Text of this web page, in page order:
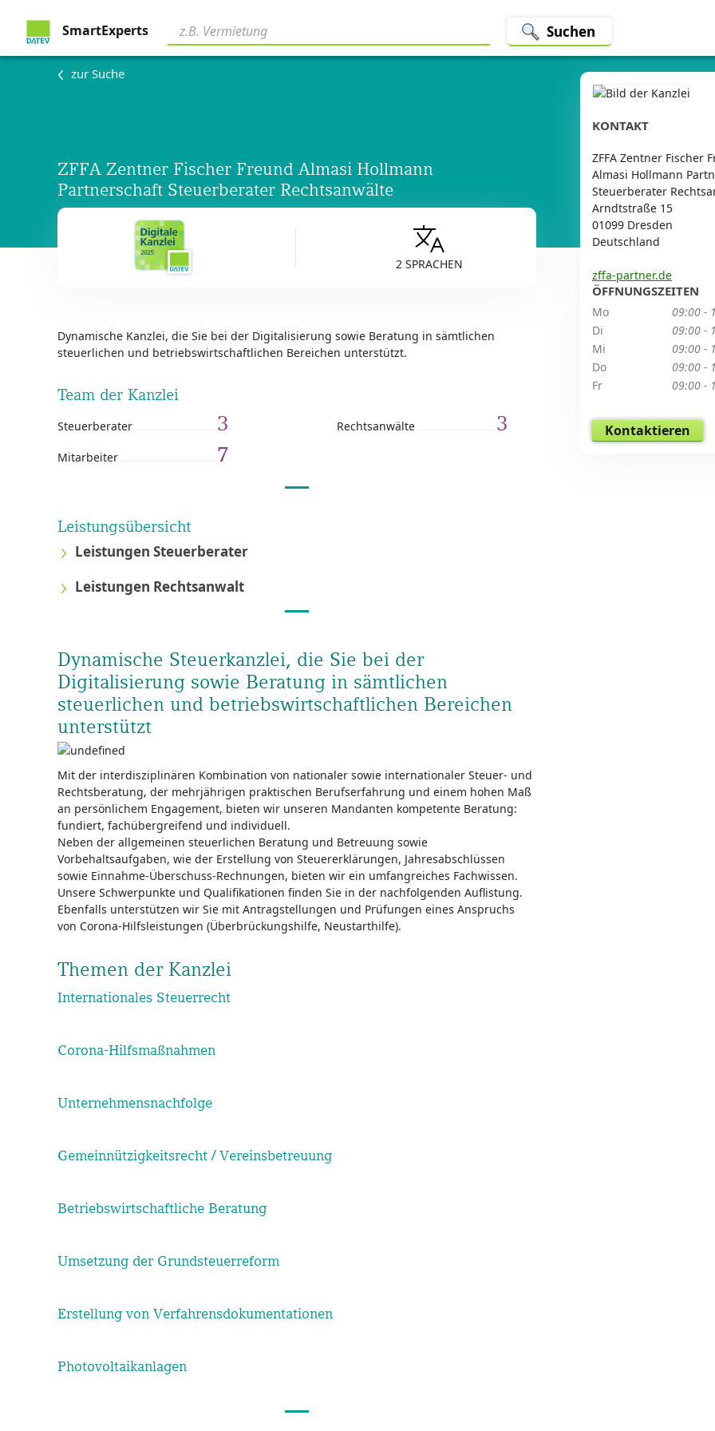
SmartExperts Suchen
zur Suche
ZFFA Zentner Fischer Freund Almasi Hollmann
Partnerschaft Steuerberater Rechtsanwälte
2 SPRACHEN
Dynamische Kanzlei, die Sie bei der Digitalisierung sowie Beratung in sämtlichen
steuerlichen und betriebswirtschaftlichen Bereichen unterstützt.
Team der Kanzlei
Steuerberater 3 Rechtsanwälte 3
Mitarbeiter 7
Leistungsübersicht
Leistungen Steuerberater
Leistungen Rechtsanwalt
Dynamische Steuerkanzlei, die Sie bei der
Digitalisierung sowie Beratung in sämtlichen
steuerlichen und betriebswirtschaftlichen Bereichen
unterstützt
Mit der interdisziplinären Kombination von nationaler sowie internationaler Steuer- und
Rechtsberatung, der mehrjährigen praktischen Berufserfahrung und einem hohen Maß
an persönlichem Engagement, bieten wir unseren Mandanten kompetente Beratung:
fundiert, fachübergreifend und individuell.
Neben der allgemeinen steuerlichen Beratung und Betreuung sowie
Vorbehaltsaufgaben, wie der Erstellung von Steuererklärungen, Jahresabschlüssen
sowie Einnahme-Überschuss-Rechnungen, bieten wir ein umfangreiches Fachwissen.
Unsere Schwerpunkte und Qualifikationen finden Sie in der nachfolgenden Auflistung.
Ebenfalls unterstützen wir Sie mit Antragstellungen und Prüfungen eines Anspruchs
von Corona-Hilfsleistungen (Überbrückungshilfe, Neustarthilfe).
Themen der Kanzlei
Internationales Steuerrecht
Corona-Hilfsmaßnahmen
Unternehmensnachfolge
Gemeinnützigkeitsrecht / Vereinsbetreuung
Betriebswirtschaftliche Beratung
Umsetzung der Grundsteuerreform
Erstellung von Verfahrensdokumentationen
Photovoltaikanlagen
KONTAKT
ZFFA Zentner Fischer
Almasi Hollmann
Steuerberater
Arndtstraße 15
01099 Dresden
Deutschland
zffa-partner.de
ÖFFNUNGSZEITEN
Mo
09:00 -
Di
09:00 -
Mi
09:00 -
Do
09:00 -
Fr
09:00 -
Kontaktieren